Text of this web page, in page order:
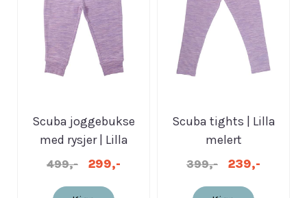
Scuba joggebukse
med rysjer | Lilla
melert
499,- 299,-
Scuba tights | Lilla
melert
399,- 239,-